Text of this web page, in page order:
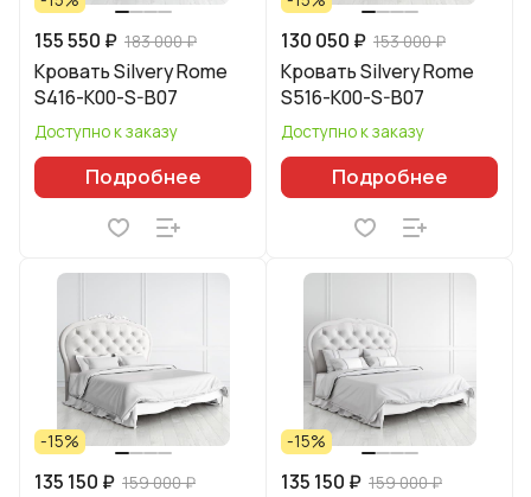
155 550 ₽ 183 000 ₽
Кровать Silvery Rome
S416-K00-S-B07
Доступно к заказу
Подробнее
130 050 ₽ 153 000 ₽
Кровать Silvery Rome
S516-K00-S-B07
Доступно к заказу
Подробнее
-15%
135 150 ₽ 159 000 ₽
-15%
135 150 ₽ 159 000 ₽